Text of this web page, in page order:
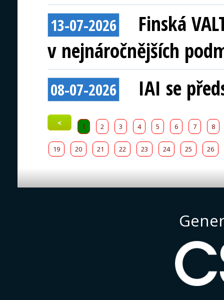
13-07-2026
Finská
v nejnáročnějších
08-07-2026 IAI se
< 1 2 3 4 5 6 7 8
19 20 21 22 23 24 25 26